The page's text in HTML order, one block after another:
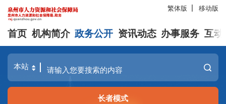
繁体版 移动版
首页 机构简介 政务公开 资讯动态 办事服务 互动
长者模式